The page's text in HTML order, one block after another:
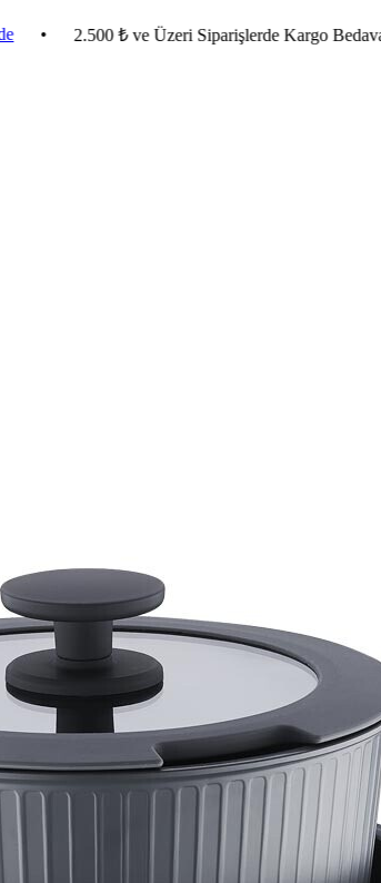
2.500 ₺ ve Üzeri Siparişlerde Kargo Bedava •